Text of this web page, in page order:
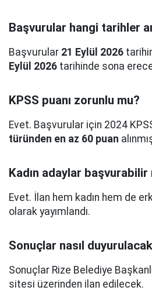
Başvurular hangi tarihler
Başvurular 21 Eylül 2026
Eylül 2026 tarihinde sona
KPSS puanı zorunlu mu?
Evet. Başvurular için 2024
türünden en az 60 puan
Kadın adaylar başvurabilir
Evet. İlan hem kadın hem de
olarak yayımlandı.
Sonuçlar nasıl
Sonuçlar Rize Belediye
sitesi üzerinden ilan edilecek.